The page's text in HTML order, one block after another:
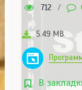
712 /
5.49 MB
В